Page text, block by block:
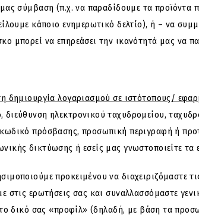
σύμβαση (π.χ. να παραδίδουμε τα
κάποιο ενημερωτικό δελτίο), ή – να
μπορεί να επηρεάσει την ικανότητά μας να
δημιουργία λογαριασμού σε ιστότοπους/
ηλεκτρονικού ταχυδρομείου,
πρόσβασης, προσωπική περιγραφή ή
δικτύωσης ή εσείς μας γνωστοποιείτε
προκειμένου να διαχειριζόμαστε
στις ερωτήσεις σας και συναλλασσόμαστε
δικό σας «προφίλ» (δηλαδή, με βάση τα